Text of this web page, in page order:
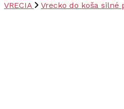
VRECIA
Vrecko do koša silné